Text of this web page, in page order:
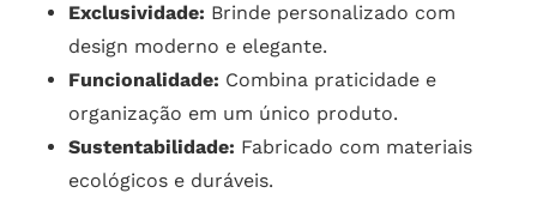
Exclusividade: Brinde personalizado com
design moderno e elegante.
Funcionalidade: Combina praticidade e
organização em um único produto.
Sustentabilidade: Fabricado com materiais
ecológicos e duráveis.